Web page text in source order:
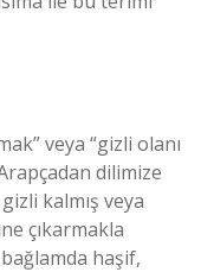
veya “gizli olanı
dilimize
kalmış veya
çıkarmakla
haşif,